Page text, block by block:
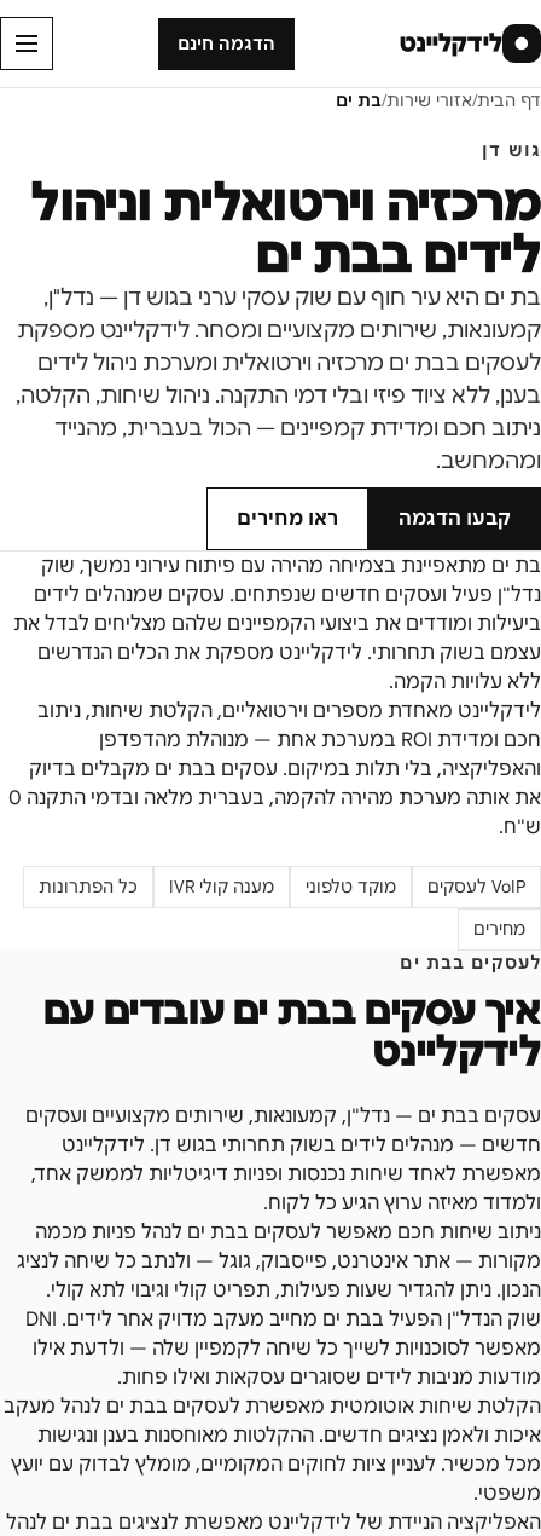
● לידקליינט הדגמה חינם
דף הבית/אזורי שירות/בת ים
גוש דן
מרכזיה וירטואלית וניהול
לידים בבת ים
בת ים היא עיר חוף עם שוק עסקי ערני בגוש דן — נדל"ן,
קמעונאות, שירותים מקצועיים ומסחר. לידקליינט מספקת
לעסקים בבת ים מרכזיה וירטואלית ומערכת ניהול לידים
בענן, ללא ציוד פיזי ובלי דמי התקנה. ניהול שיחות, הקלטה,
ניתוב חכם ומדידת קמפיינים — הכול בעברית, מהנייד
ומהמחשב.
קבעו הדגמה
ראו מחירים
בת ים מתאפיינת בצמיחה מהירה עם פיתוח עירוני נמשך, שוק
נדל"ן פעיל ועסקים חדשים שנפתחים. עסקים שמנהלים לידים
ביעילות ומודדים את ביצועי הקמפיינים שלהם מצליחים לבדל את
עצמם בשוק תחרותי. לידקליינט מספקת את הכלים הנדרשים
ללא עלויות הקמה.
לידקליינט מאחדת מספרים וירטואליים, הקלטת שיחות, ניתוב
חכם ומדידת ROI במערכת אחת — מנוהלת מהדפדפן
והאפליקציה, בלי תלות במיקום. עסקים בבת ים מקבלים בדיוק
את אותה מערכת מהירה להקמה, בעברית מלאה ובדמי התקנה 0
ש"ח.
VoIP לעסקים מוקד טלפוני מענה קולי IVR
כל הפתרונות
מחירים
לעסקים בבת ים
איך עסקים בבת ים עובדים עם
לידקליינט
עסקים בבת ים — נדל"ן, קמעונאות, שירותים מקצועיים ועסקים
חדשים — מנהלים לידים בשוק תחרותי בגוש דן. לידקליינט
מאפשרת לאחד שיחות נכנסות ופניות דיגיטליות לממשק אחד,
ולמדוד מאיזה ערוץ הגיע כל לקוח.
ניתוב שיחות חכם מאפשר לעסקים בבת ים לנהל פניות מכמה
מקורות — אתר אינטרנט, פייסבוק, גוגל — ולנתב כל שיחה לנציג
הנכון. ניתן להגדיר שעות פעילות, תפריט קולי וגיבוי לתא קולי.
שוק הנדל"ן הפעיל בבת ים מחייב מעקב מדויק אחר לידים. DNI
מאפשר לסוכנויות לשייך כל שיחה לקמפיין שלה — ולדעת אילו
מודעות מניבות לידים שסוגרים עסקאות ואילו פחות.
הקלטת שיחות אוטומטית מאפשרת לעסקים בבת ים לנהל מעקב
איכות ולאמן נציגים חדשים. ההקלטות מאוחסנות בענן ונגישות
מכל מכשיר. לעניין ציות לחוקים המקומיים, מומלץ לבדוק עם יועץ
משפטי.
האפליקציה הניידת של לידקליינט מאפשרת לנציגים בבת ים לנהל